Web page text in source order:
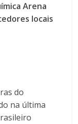
Arena
locais
do
na última